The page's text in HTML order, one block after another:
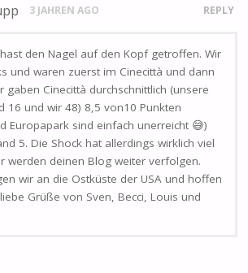
3 JAHREN AGO REPLY
den Nagel auf den Kopf getroffen. Wir
und waren zuerst im Cinecittà und dann
gaben Cinecittà durchschnittlich (unsere
16 und wir 48) 8,5 von10 Punkten
Europapark sind einfach unerreicht 😅)
5. Die Shock hat allerdings wirklich viel
werden deinen Blog weiter verfolgen.
wir an die Ostküste der USA und hoffen
Grüße von Sven, Becci, Louis und